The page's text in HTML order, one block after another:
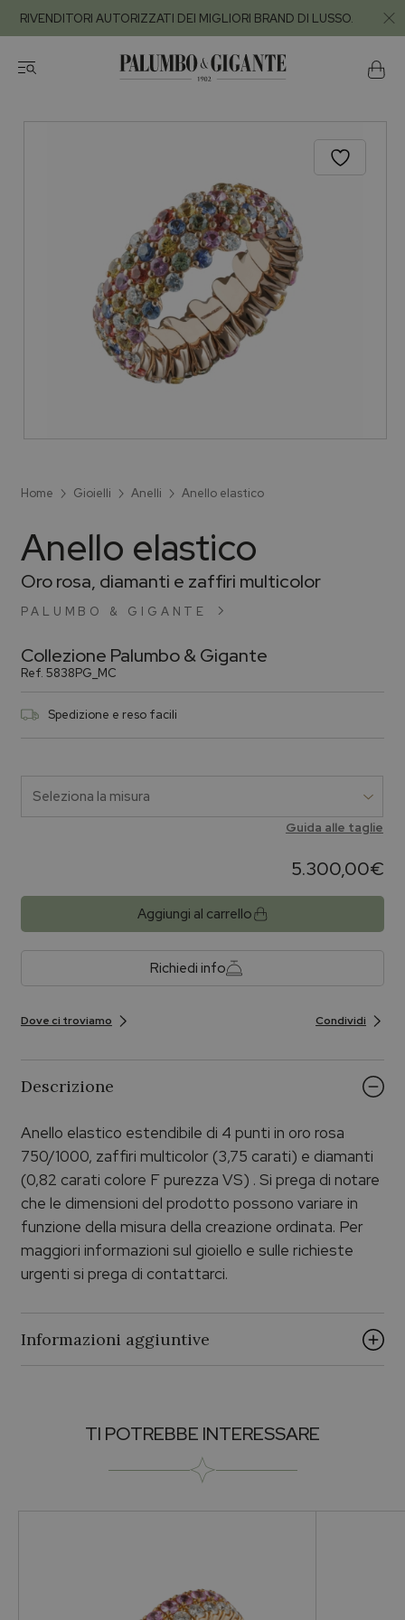
RIVENDITORI AUTORIZZATI DEI MIGLIORI BRAND DI LUSSO.
Home Gioielli Anelli Anello elastico
PALUMBO & GIGANTE
Anello elastico
Oro rosa, diamanti e zaffiri multicolor
Collezione Palumbo & Gigante
Ref. 5838PG_MC
Spedizione e reso facili
Guida alle taglie
5.300,00€
Aggiungi al carrello
Richiedi info
Dove ci troviamo Condividi
Descrizione
Anello elastico estendibile di 4 punti in oro rosa
750/1000, zaffiri multicolor (3,75 carati) e diamanti
(0,82 carati colore F purezza VS) . Si prega di notare
che le dimensioni del prodotto possono variare in
funzione della misura della creazione ordinata. Per
maggiori informazioni sul gioiello e sulle richieste
urgenti si prega di contattarci.
Informazioni aggiuntive
Si
TI POTREBBE INTERESSARE